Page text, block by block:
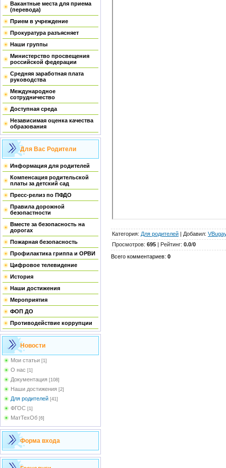
Вакантные места для приема
(перевода)
Прием в учреждение
Прокуратура разъясняет
Наши группы
Министерство просвещения
российской федерации
Средняя заработная плата
руководства
Международное
сотрудничество
Доступная среда
Независимая оценка качества
образования
Для Вас Родители
Информация для родителей
Компенсация родительской
платы за детский сад
Пресс-релиз по ПФДО
Правила дорожной
безопастности
Вместе за безопасность на
дорогах
Пожарная безопасность
Профилактика гриппа и ОРВИ
Цифровое телевидение
История
Наши достижения
Мероприятия
ФОП ДО
Противодействие коррупции
Новости
Мои статьи [1]
О нас [1]
Документация [108]
Наши достижения [2]
Для родителей [41]
ФГОС [1]
МатТехОб [6]
Форма входа
Категория: Для родителей | Добавил:
Просмотров: 695 | Рейтинг: 0.0/0
Всего комментариев: 0